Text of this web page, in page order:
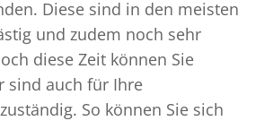
Diese sind in den meisten
und zudem noch sehr
diese Zeit können Sie
sind auch für Ihre
So können Sie sich